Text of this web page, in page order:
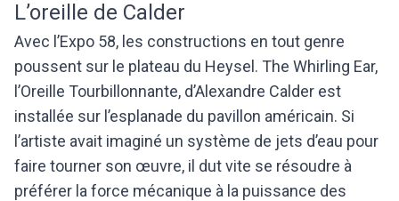
L’oreille de Calder
Avec l’Expo 58, les constructions en tout genre
poussent sur le plateau du Heysel. The Whirling Ear,
l’Oreille Tourbillonnante, d’Alexandre Calder est
installée sur l’esplanade du pavillon américain. Si
l’artiste avait imaginé un système de jets d’eau pour
faire tourner son œuvre, il dut vite se résoudre à
préférer la force mécanique à la puissance des